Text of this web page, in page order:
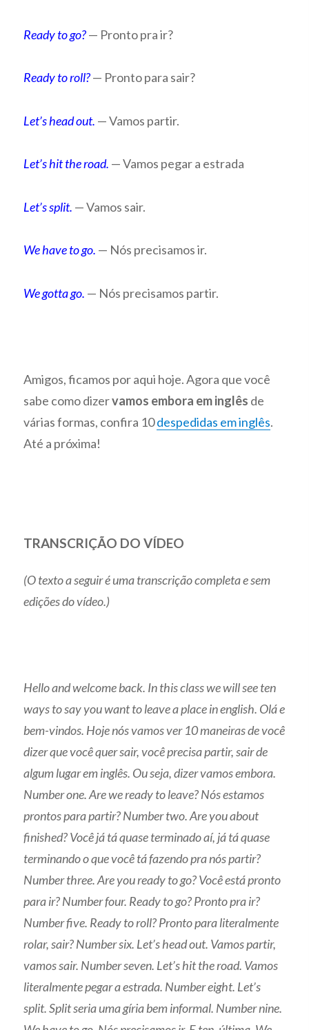
Ready to go?— Pronto pra ir?
Ready to roll?— Pronto para sair?
Let’s head out. — Vamos partir.
Let’s hit the road. — Vamos pegar a estrada
Let’s split. — Vamos sair.
We have to go. — Nós precisamos ir.
We gotta go. — Nós precisamos partir.
Amigos, ficamos por aqui hoje. Agora que você
sabe como dizervamos embora em inglês de
várias formas, confira 10despedidas em inglês.
Até a próxima!
TRANSCRIÇÃO DO VÍDEO
(O texto a seguir é uma transcrição completa e sem
edições do vídeo.)
Hello and welcome back. In this class we will see ten
ways to say you want to leave a place in english. Olá e
bem-vindos. Hoje nós vamos ver 10 maneiras de você
dizer que você quer sair, você precisa partir, sair de
algum lugar em inglês. Ou seja, dizer vamos embora.
Number one. Are we ready to leave? Nós estamos
prontos para partir? Number two. Are you about
finished? Você já tá quase terminado aí, já tá quase
terminando o que você tá fazendo pra nós partir?
Number three. Are you ready to go? Você está pronto
para ir? Number four. Ready to go? Pronto pra ir?
Number five. Ready to roll? Pronto para literalmente
rolar, sair? Number six. Let’s head out. Vamos partir,
vamos sair. Number seven. Let’s hit the road. Vamos
literalmente pegar a estrada. Number eight. Let’s
split. Split seria uma gíria bem informal. Number nine.